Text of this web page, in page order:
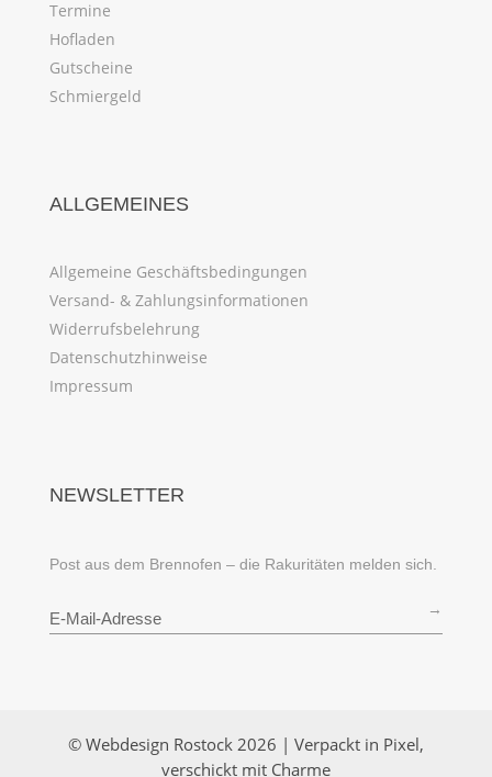
Termine
Hofladen
Gutscheine
Schmiergeld
ALLGEMEINES
Allgemeine Geschäftsbedingungen
Versand- & Zahlungsinformationen
Widerrufsbelehrung
Datenschutzhinweise
Impressum
NEWSLETTER
Post aus dem Brennofen – die Rakuritäten melden sich.
→
© Webdesign Rostock 2026 | Verpackt in Pixel,
verschickt mit Charme